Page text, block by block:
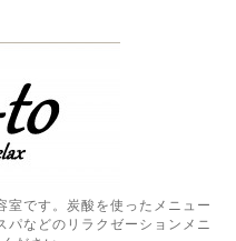
室です。炭酸を使ったメニュー
パなどのリラクゼーションメニ